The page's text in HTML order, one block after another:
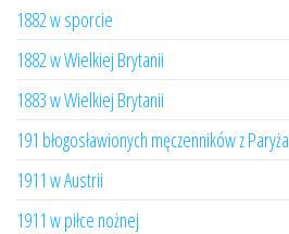
1882 w sporcie
1882 w Wielkiej Brytanii
1883 w Wielkiej Brytanii
191 błogosławionych męczenników z Paryża
1911 w Austrii
1911 w piłce nożnej